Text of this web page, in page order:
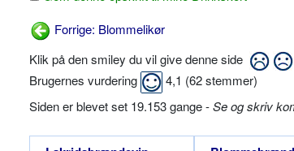
Forrige: Blommelikør
Klik på den smiley du vil give denne side
Brugernes vurdering
4,1 (62stemmer)
Siden er blevet set 19.153 gange -Se og skriv